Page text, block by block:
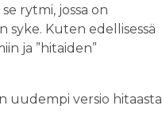
rytmi, jossa on
syke. Kuten edellisessä
ja ”hitaiden”
uudempi versio hitaasta